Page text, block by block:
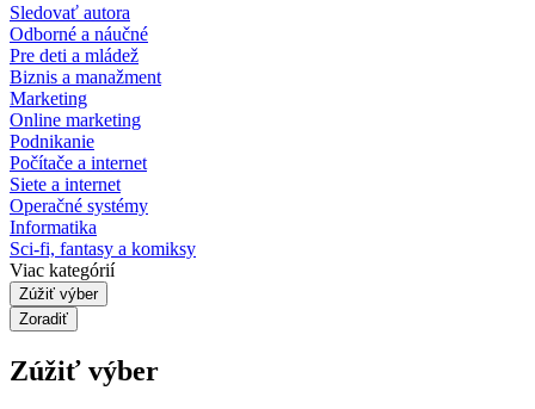
Sledovať autora
Odborné a náučné
Pre deti a mládež
Biznis a manažment
Marketing
Online marketing
Podnikanie
Počítače a internet
Siete a internet
Operačné systémy
Informatika
Sci-fi, fantasy a komiksy
Viac kategórií
Zúžiť výber
Zoradiť
Zúžiť výber